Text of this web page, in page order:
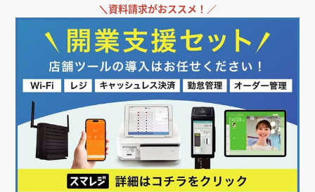
＼資料請求がおススメ！／